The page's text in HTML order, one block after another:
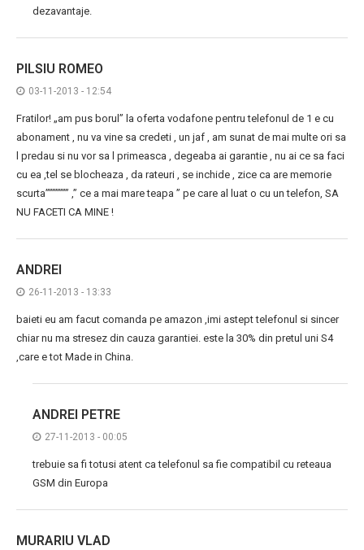
dezavantaje.
PILSIU ROMEO
03-11-2013 - 12:54
Fratilor! „am pus borul” la oferta vodafone pentru telefonul de 1 e cu
abonament , nu va vine sa credeti , un jaf , am sunat de mai multe ori sa
l predau si nu vor sa l primeasca , degeaba ai garantie , nu ai ce sa faci
cu ea ,tel se blocheaza , da rateuri , se inchide , zice ca are memorie
scurta””””””” ,” ce a mai mare teapa ” pe care al luat o cu un telefon, SA
NU FACETI CA MINE !
ANDREI
26-11-2013 - 13:33
baieti eu am facut comanda pe amazon ,imi astept telefonul si sincer
chiar nu ma stresez din cauza garantiei. este la 30% din pretul uni S4
,care e tot Made in China.
ANDREI PETRE
27-11-2013 - 00:05
trebuie sa fi totusi atent ca telefonul sa fie compatibil cu reteaua
GSM din Europa
MURARIU VLAD